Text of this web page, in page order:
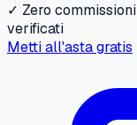
✓ Zero commissioni
verificati
Metti all'asta gratis